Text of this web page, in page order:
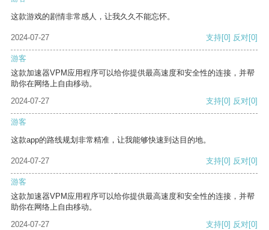
这款游戏的剧情非常感人，让我久久不能忘怀。
2024-07-27 支持[0] 反对[0]
游客
这款加速器VPM应用程序可以给你提供最高速度和安全性的连接，并帮
助你在网络上自由移动。
2024-07-27
支持[0] 反对[0]
游客
这款app的路线规划非常精准，让我能够快速到达目的地。
2024-07-27 支持[0] 反对[0]
游客
这款加速器VPM应用程序可以给你提供最高速度和安全性的连接，并帮
助你在网络上自由移动。
2024-07-27
支持[0] 反对[0]